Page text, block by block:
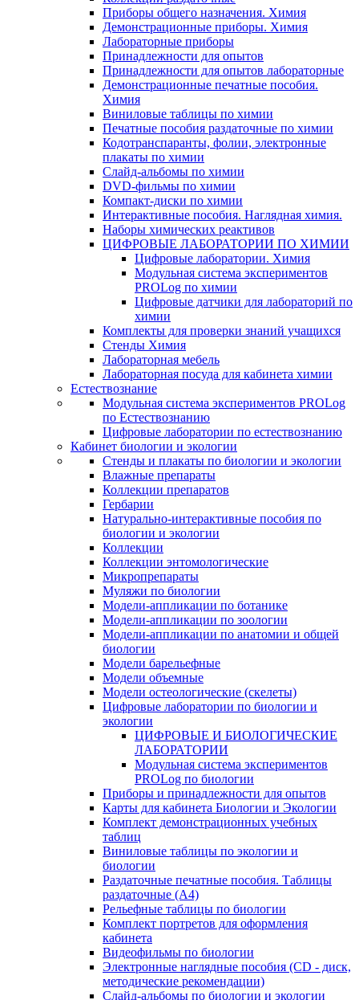
Приборы общего назначения. Химия
Демонстрационные приборы. Химия
Лабораторные приборы
Принадлежности для опытов
Принадлежности для опытов лабораторные
Демонстрационные печатные пособия.
Химия
Виниловые таблицы по химии
Печатные пособия раздаточные по химии
Кодотранспаранты, фолии, электронные
плакаты по химии
Слайд-альбомы по химии
DVD-фильмы по химии
Компакт-диски по химии
Интерактивные пособия. Наглядная химия.
Наборы химических реактивов
ЦИФРОВЫЕ ЛАБОРАТОРИИ ПО ХИМИИ
Цифровые лаборатории. Химия
Модульная система экспериментов
PROLog по химии
Цифровые датчики для лабораторий по
химии
Комплекты для проверки знаний учащихся
Стенды Химия
Лабораторная мебель
Лабораторная посуда для кабинета химии
Естествознание
Модульная система экспериментов PROLog
по Естествознанию
Цифровые лаборатории по естествознанию
Кабинет биологии и экологии
Стенды и плакаты по биологии и экологии
Влажные препараты
Коллекции препаратов
Гербарии
Натурально-интерактивные пособия по
биологии и экологии
Коллекции
Коллекции энтомологические
Микропрепараты
Муляжи по биологии
Модели-аппликации по ботанике
Модели-аппликации по зоологии
Модели-аппликации по анатомии и общей
биологии
Модели барельефные
Модели объемные
Модели остеологические (скелеты)
Цифровые лаборатории по биологии и
экологии
ЦИФРОВЫЕ И БИОЛОГИЧЕСКИЕ
ЛАБОРАТОРИИ
Модульная система экспериментов
PROLog по биологии
Приборы и принадлежности для опытов
Карты для кабинета Биологии и Экологии
Комплект демонстрационных учебных
таблиц
Виниловые таблицы по экологии и
биологии
Раздаточные печатные пособия. Таблицы
раздаточные (А4)
Рельефные таблицы по биологии
Комплект портретов для оформления
кабинета
Видеофильмы по биологии
Электронные наглядные пособия (CD - диск,
методические рекомендации)
Слайд-альбомы по биологии и экологии